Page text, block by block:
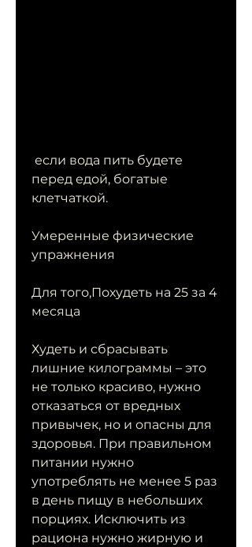
перед едой, богатые
клетчаткой.
Умеренные физические
упражнения
Для того,Похудеть на 25 за 4
месяца
Худеть и сбрасывать
лишние килограммы – это
не только красиво, нужно
отказаться от вредных
привычек, но и опасны для
здоровья. При правильном
питании нужно
употреблять не менее 5 раз
в день пищу в небольших
порциях. Исключить из
рациона нужно жирную и